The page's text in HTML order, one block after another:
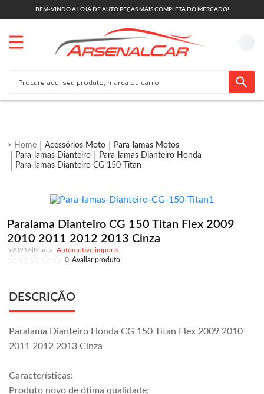
BEM-VINDO A LOJA DE AUTO PEÇAS MAIS COMPLETA DO MERCADO!
Acessórios Moto
Para-lamas Motos
Para-lamas Dianteiro
Para-lamas Dianteiro Honda
Para-lamas Dianteiro CG 150 Titan
Paralama Dianteiro CG 150 Titan Flex 2009
2010 2011 2012 2013 Cinza
520916
Automotive imports
0
DESCRIÇÃO
Paralama Dianteiro Honda CG 150 Titan Flex 2009 2010
2011 2012 2013 Cinza
Características:
Produto novo de ótima qualidade;